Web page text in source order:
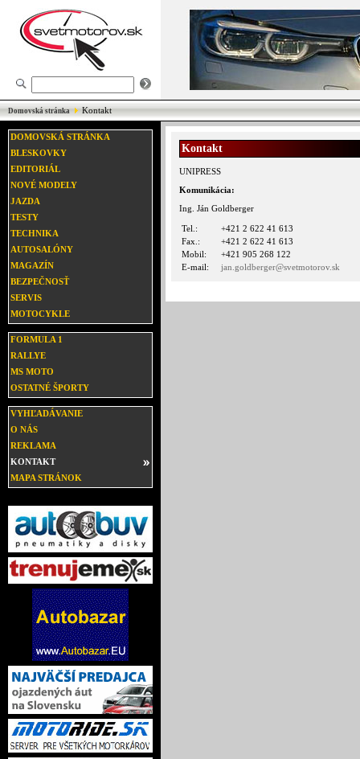
Domovská stránka Kontakt
DOMOVSKÁ STRÁNKA
BLESKOVKY
EDITORIÁL
NOVÉ MODELY
JAZDA
TESTY
TECHNIKA
AUTOSALÓNY
MAGAZÍN
BEZPEČNOSŤ
SERVIS
MOTOCYKLE
FORMULA 1
RALLYE
MS MOTO
OSTATNÉ ŠPORTY
VYHĽADÁVANIE
O NÁS
REKLAMA
KONTAKT
MAPA STRÁNOK
Kontakt
UNIPRESS
Komunikácia:
Ing. Ján Goldberger
Tel.:
+421 2 622 41 613
Fax.:
+421 2 622 41 613
Mobil:
+421 905 268 122
E-mail:
jan.goldberger@svetmotorov.sk